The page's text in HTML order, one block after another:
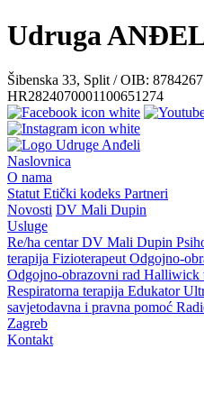
Udruga
Šibenska 33, Split / OIB:
HR2824070001100651274
Naslovnica
O nama
Statut Etički kodeks Partneri
Novosti DV Mali Dupin
Usluge
Re/ha centarDV Mali Dupin
terapija Fizioterapeut Odgojno-
Odgojno-obrazovni rad Halliwick
Respiratorna terapija Edukator
savjetodavna i pravna pomoć
Zagreb
Kontakt